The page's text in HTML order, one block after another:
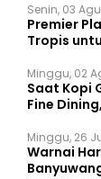
Senin, 03
Premier
Tropis
Minggu, 02
Saat Kopi
Fine
Minggu, 26
Warnai